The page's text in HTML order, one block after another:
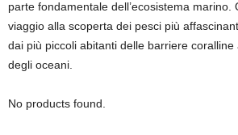
parte fondamentale dell’ecosistema marino.
viaggio alla scoperta dei pesci più
dai più piccoli abitanti delle barriere
degli oceani.
No products found.